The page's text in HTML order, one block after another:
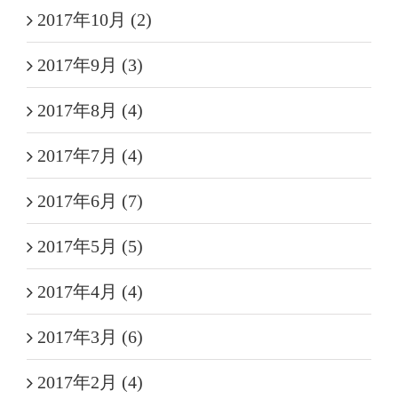
2017年10月 (2)
2017年9月 (3)
2017年8月 (4)
2017年7月 (4)
2017年6月 (7)
2017年5月 (5)
2017年4月 (4)
2017年3月 (6)
2017年2月 (4)